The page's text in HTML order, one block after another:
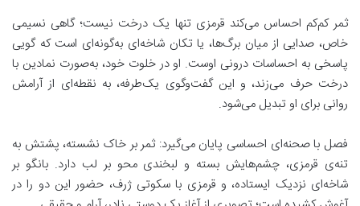
ثمر کم‌کم احساس می‌کند قرمزی تنها یک درخت نیست؛ گاهی نسیمی
خاص، صدایی از میان برگ‌ها، یا تکان شاخه‌ای به‌گونه‌ای است که گویی
پاسخی به احساسات درونی اوست. او در خلوت خود، به‌صورت نمادین با
درخت حرف می‌زند، و این گفت‌وگوی یک‌طرفه، به نقطه‌ای از آرامش
روانی برای او تبدیل می‌شود.
فصل با صحنه‌ای احساسی پایان می‌گیرد: ثمر بر خاک نشسته، پشتش به
تنه‌ی قرمزی، چشم‌هایش بسته و لبخندی محو بر لب دارد. بانگو بر
شاخه‌ای نزدیک ایستاده، و قرمزی با سکوتی ژرف، حضور این دو را در